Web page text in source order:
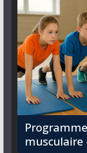
musculaire